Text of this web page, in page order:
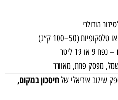
מודולרי
(50–100 ק״ג)
– נפח 9 או 19 ליטר
מפסק פחת, מאוורר
שילוב אידיאלי שלחיסכון במקום,